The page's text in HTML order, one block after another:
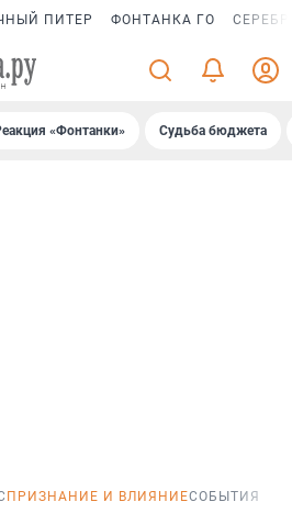
ПИТЕР ФОНТАНКА ГО
«Фонтанки» Судьба бюджета
ПРИЗНАНИЕ И ВЛИЯНИЕСОБЫТИЯ